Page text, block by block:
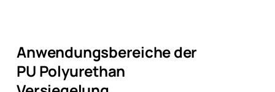
Anwendungsbereiche der
PU Polyurethan